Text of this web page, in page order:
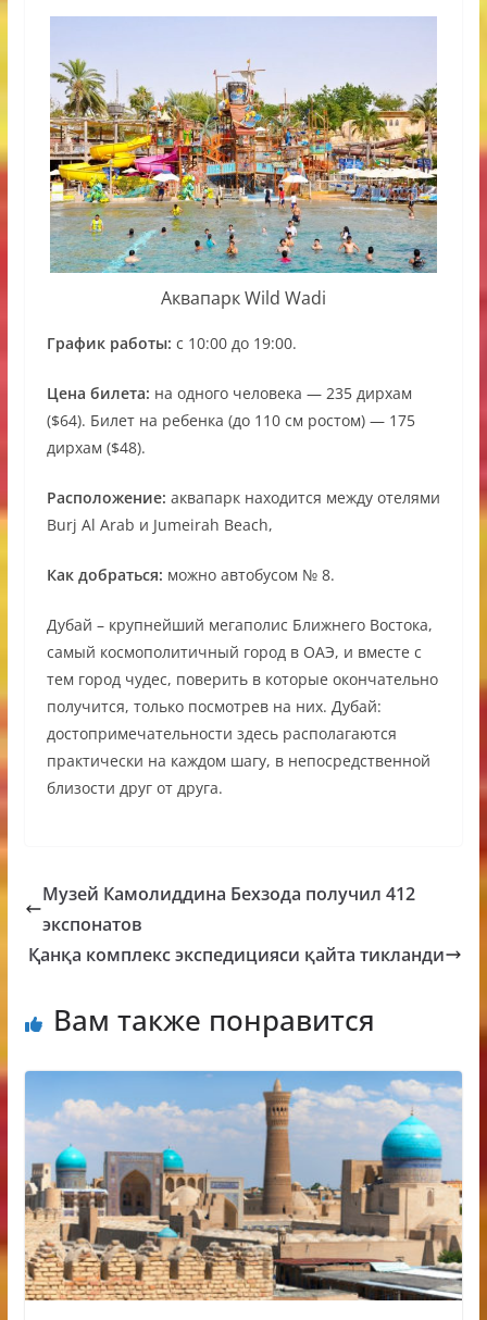
Аквапарк Wild Wadi
График работы: с 10:00 до 19:00.
Цена билета: на одного человека — 235 дирхам
($64). Билет на ребенка (до 110 см ростом) — 175
дирхам ($48).
Расположение: аквапарк находится между отелями
Burj Al Arab и Jumeirah Beach,
Как добраться: можно автобусом № 8.
Дубай – крупнейший мегаполис Ближнего Востока,
самый космополитичный город в ОАЭ, и вместе с
тем город чудес, поверить в которые окончательно
получится, только посмотрев на них. Дубай:
достопримечательности здесь располагаются
практически на каждом шагу, в непосредственной
близости друг от друга.
Музей Камолиддина Бехзода получил 412
экспонатов
Қанқа комплекс экспедицияси қайта тикланди
Вам также понравится